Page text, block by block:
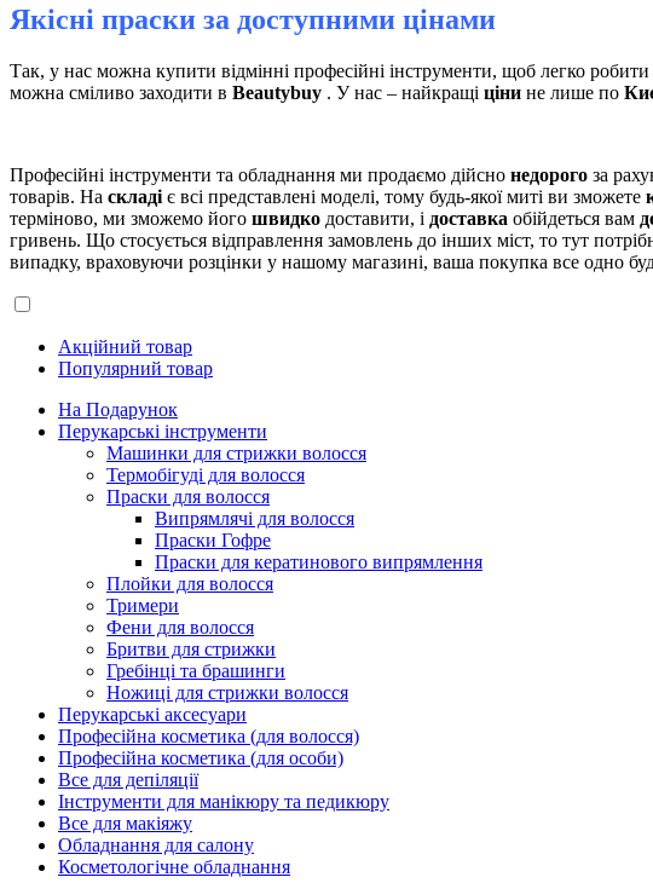
Якісні праски за доступними цінами
Так, у нас можна купити відмінні професійні інструменти, щоб легко робити
можна сміливо заходити в Beautybuy . У нас – найкращі ціни не лише по
Професійні інструменти та обладнання ми продаємо дійсно недорого за
товарів. На складі є всі представлені моделі, тому будь-якої миті ви зможете
терміново, ми зможемо його швидко доставити, і доставка обійдеться вам
гривень. Що стосується відправлення замовлень до інших міст, то тут
випадку, враховуючи розцінки у нашому магазині, ваша покупка все одно
Акційний товар
Популярний товар
На Подарунок
Перукарські інструменти
Машинки для стрижки волосся
Термобігуді для волосся
Праски для волосся
Випрямлячі для волосся
Праски Гофре
Праски для кератинового випрямлення
Плойки для волосся
Тримери
Фени для волосся
Бритви для стрижки
Гребінці та брашинги
Ножиці для стрижки волосся
Перукарські аксесуари
Професійна косметика (для волосся)
Професійна косметика (для особи)
Все для депіляції
Інструменти для манікюру та педикюру
Все для макіяжу
Обладнання для салону
Косметологічне обладнання